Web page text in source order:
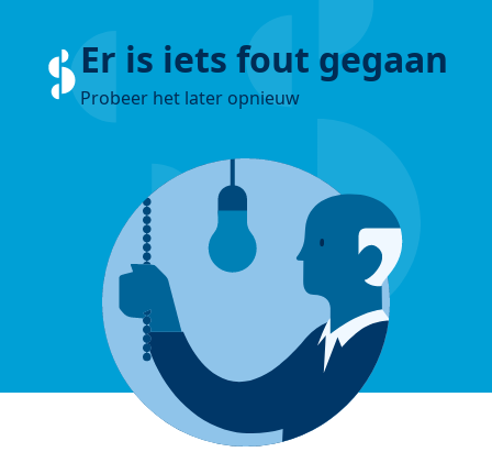
Er is iets fout gegaan
Probeer het later opnieuw